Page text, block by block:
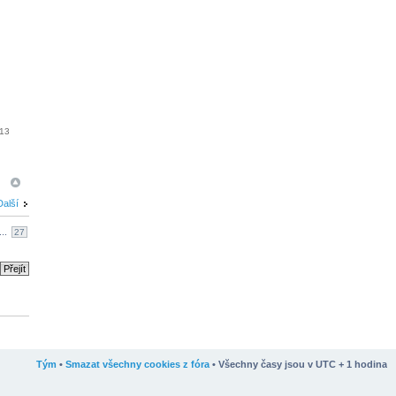
27
Tým • Smazat všechny cookies z fóra • Všechny časy jsou v UTC + 1 hodina